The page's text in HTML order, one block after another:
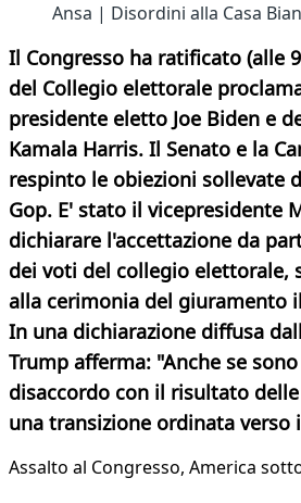
Ansa | Disordini alla Casa
Il Congresso ha ratificato (alle
del Collegio elettorale
presidente eletto Joe Biden e
Kamala Harris. Il Senato e la
respinto le obiezioni sollevate
Gop. E' stato il vicepresidente
dichiarare l'accettazione da
dei voti del collegio elettorale,
alla cerimonia del giuramento
In una dichiarazione diffusa
Trump afferma: "Anche se
disaccordo con il risultato
una transizione ordinata verso
Assalto al Congresso, America